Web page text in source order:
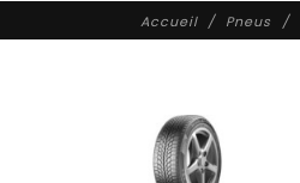
Accueil Pneus